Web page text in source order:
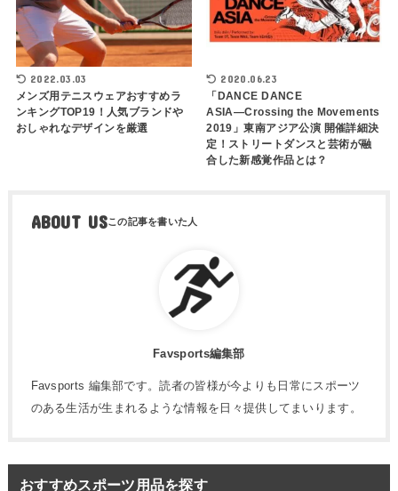
2022.03.03
メンズ用テニスウェアおすすめラ
ンキングTOP19！人気ブランドや
おしゃれなデザインを厳選
2020.06.23
「DANCE DANCE
ASIA―Crossing the Movements
2019」東南アジア公演 開催詳細決
定！ストリートダンスと芸術が融
合した新感覚作品とは？
ABOUT US
Favsports編集部
Favsports 編集部です。読者の皆様が今よりも日常にスポーツ
のある生活が生まれるような情報を日々提供してまいります。
おすすめスポーツ用品を探す